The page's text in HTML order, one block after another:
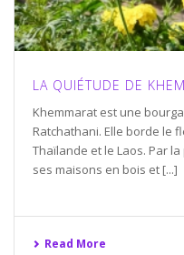
LA QUIÉTUDE DE
Khemmarat est une
Ratchathani. Elle borde le
Thaïlande et le Laos. Par
ses maisons en bois et [...]
Read More